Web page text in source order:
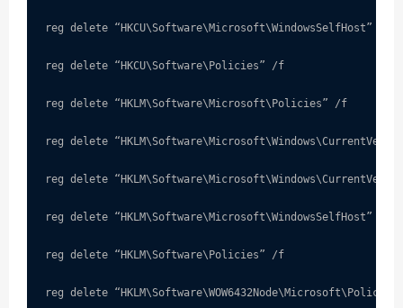
reg delete “HKCU\Software\Microsoft\WindowsSelfHost” /f
reg delete “HKCU\Software\Policies” /f
reg delete “HKLM\Software\Microsoft\Policies” /f
reg delete
reg delete
reg delete “HKLM\Software\Microsoft\WindowsSelfHost” /f
reg delete “HKLM\Software\Policies” /f
reg delete